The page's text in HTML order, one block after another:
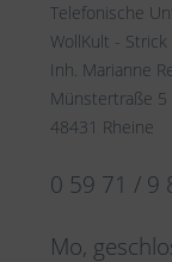
Telefonische
WollKult -
Inh. Marianne
Münstertraße 5
48431 Rheine
0 59 71 / 9
Mo,